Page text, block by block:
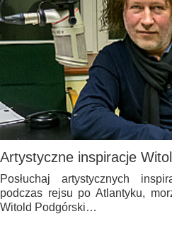
Artystyczne inspiracje
Posłuchaj artystycznych
podczas rejsu po Atlantyku,
Witold Podgórski…